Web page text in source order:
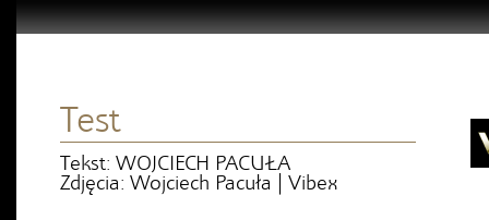
Test
Tekst: WOJCIECH PACUŁA
Zdjęcia: Wojciech Pacuła | Vibex